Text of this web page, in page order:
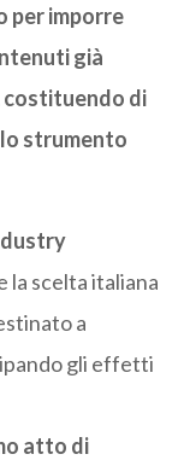
per imporre
già
costituendo di
strumento
la scelta italiana
a
gli effetti
atto di